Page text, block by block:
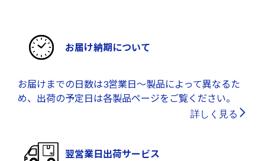
お届け納期について
お届けまでの日数は3営業日～製品によって異なるた
め、出荷の予定日は各製品ページをご覧ください。
詳しく見る
翌営業日出荷サービス